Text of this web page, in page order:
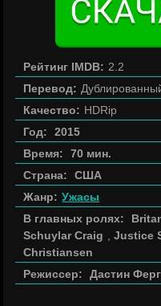
Рейтинг IMDB: 2.2
Перевод:
Качество: HDRip
Год:
2015
Время:
70 мин.
Страна:
США
Жанр: Ужасы
В главных ролях:
Schuylar Craig
,Justice
Christiansen
Режиссер:
Дастин